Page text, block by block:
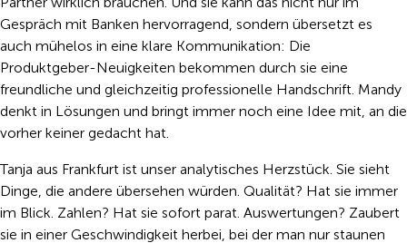
Gespräch mit Banken hervorragend, sondern übersetzt es
auch mühelos in eine klare Kommunikation: Die
Produktgeber-Neuigkeiten bekommen durch sie eine
freundliche und gleichzeitig professionelle Handschrift. Mandy
denkt in Lösungen und bringt immer noch eine Idee mit, an die
vorher keiner gedacht hat.
Tanja aus Frankfurt ist unser analytisches Herzstück. Sie sieht
Dinge, die andere übersehen würden. Qualität? Hat sie immer
im Blick. Zahlen? Hat sie sofort parat. Auswertungen? Zaubert
sie in einer Geschwindigkeit herbei, bei der man nur staunen